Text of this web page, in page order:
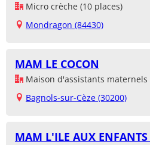
Micro crèche (10 places)
Mondragon (84430)
MAM LE COCON
Maison d'assistants maternels
Bagnols-sur-Cèze (30200)
MAM L'ILE AUX ENFANTS